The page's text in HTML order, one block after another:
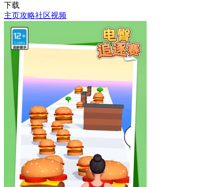
下载
主页攻略社区视频